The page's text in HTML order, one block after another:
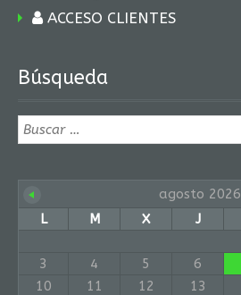
ACCESO CLIENTES
Búsqueda
agosto 2026
L
M X J
3
4 5 6
10
11 12 13